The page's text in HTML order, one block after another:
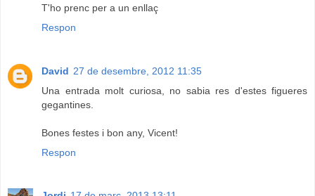
T'ho prenc per a un enllaç
Respon
David 27 de desembre, 2012 11:35
Una entrada molt curiosa, no sabia res d'estes figueres
gegantines.
Bones festes i bon any, Vicent!
Respon